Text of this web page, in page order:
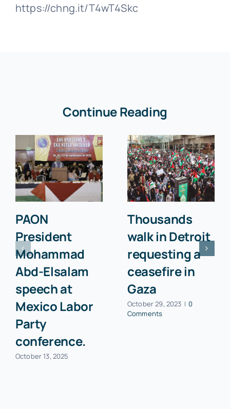
https://chng.it/T4wT4Skc
Continue Reading
PAON
President
Mohammad
Abd-Elsalam
speech at
Mexico Labor
Party
conference.
October 13, 2025
Thousands
walk in Detroit
requesting a
ceasefire in
Gaza
October 29, 2023 | 0
Comments